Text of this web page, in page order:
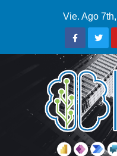
Vie. Ago